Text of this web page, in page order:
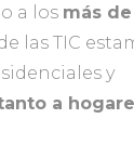
a los más de
las TIC
y
a